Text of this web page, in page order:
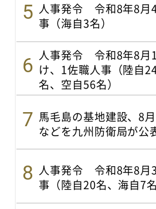
人事発令 令和8年8月
事（海自3名）
人事発令 令和8年8月
け、1佐職人事（陸自
名、空自56名）
馬毛島の基地建設、8
などを九州防衛局が公
人事発令 令和8年8月
事（陸自20名、海自7